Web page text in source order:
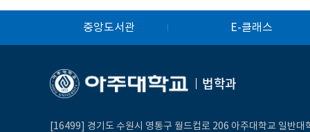
중앙도서관 E-클래스
법학과
[16499] 경기도 수원시 영통구 월드컵로 206 아주대학교 일반대